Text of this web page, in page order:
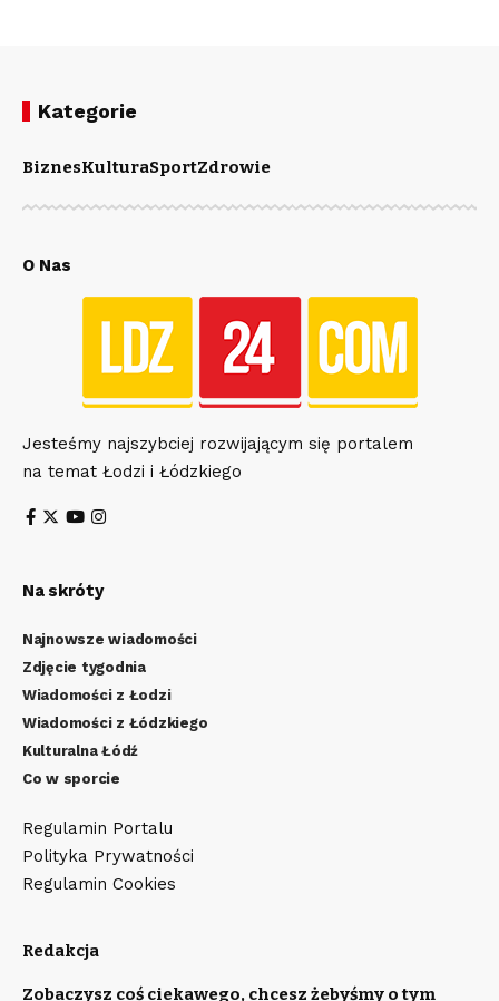
Kategorie
BiznesKulturaSportZdrowie
O Nas
Jesteśmy najszybciej rozwijającym się portalem
na temat Łodzi i Łódzkiego
Na skróty
Najnowsze wiadomości
Zdjęcie tygodnia
Wiadomości z Łodzi
Wiadomości z Łódzkiego
Kulturalna Łódź
Co w sporcie
Regulamin Portalu
Polityka Prywatności
Regulamin Cookies
Redakcja
Zobaczysz coś ciekawego, chcesz żebyśmy o tym